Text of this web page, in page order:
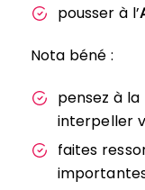
pousser à l’
Nota béné :
pensez à
interpeller
faites